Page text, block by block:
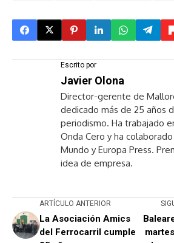
Escrito por
Javier Olona
Director-gerente de
dedicado más de 25 años
periodismo. Ha trabajado
Onda Cero y ha
Mundo y Europa Press.
idea de empresa.
ARTÍCULO ANTERIOR
La Asociación Amics
del Ferrocarril cumple